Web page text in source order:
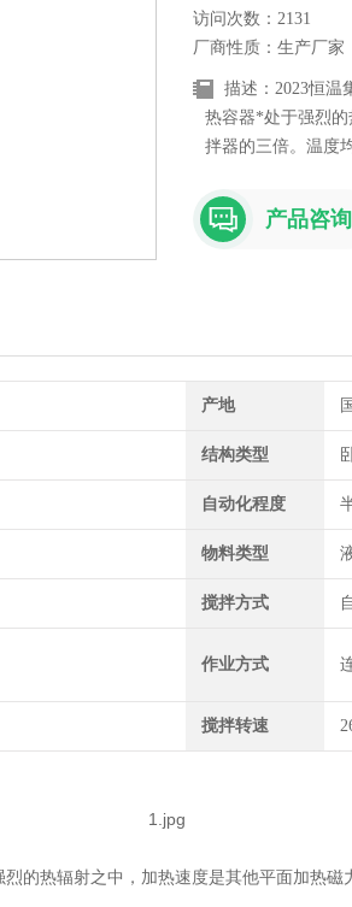
访问次数：2131
厂商性质：生产厂家
描述：2023恒温
热容器*处于强烈
拌器的三倍。温度
产品咨询
产地
结构类型
自动化程度
物料类型
搅拌方式
作业方式
搅拌转速
的热辐射之中，加热速度是其他平面加热